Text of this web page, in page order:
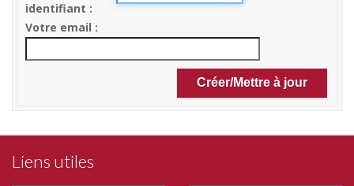
identifiant
Votre email
Liens utiles